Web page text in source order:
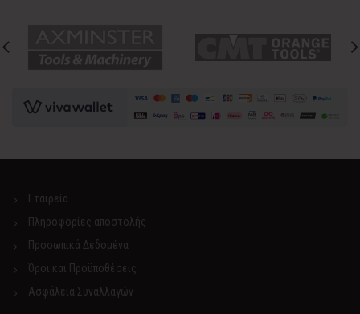
Εταιρεία
Πληροφορίες αποστολής
Προσωπικά Δεδομένα
Όροι και Προϋποθέσεις
Ασφάλεια Συναλλαγών